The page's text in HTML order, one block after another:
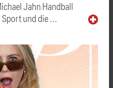
Jahn Handball
Sport und die …